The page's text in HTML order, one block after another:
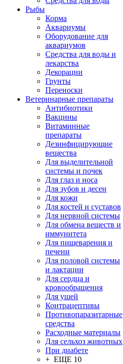
Рыбы
Корма
Аквариумы
Оборудование для
аквариумов
Средства для воды и
лекарства
Декорации
Грунты
Переноски
Ветеринарные препараты
Антибиотики
Вакцины
Витаминные
препараты
Дезинфицирующие
вещества
Для выделительной
системы и почек
Для глаз и носа
Для зубов и десен
Для кожи
Для костей и суставов
Для нервной системы
Для обмена веществ и
иммунитета
Для пищеварения и
печени
Для половой системы
и лактации
Для сердца и
кровообращения
Для ушей
Контрацептивы
Противопаразитарные
средства
Расходные материалы
Для сельхоз животных
При диабете
+ ЕЩЕ 10